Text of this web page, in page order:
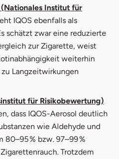
(Nationales Institut für
in neuem Fenster
IQOS ebenfalls als
schätzt zwar eine reduzierte
zur Zigarette, weist
weiterhin
Langzeitwirkungen
für Risikobewertung)
dass IQOS-Aerosol deutlich
wie Aldehyde und
% bzw. 97–99 %
Trotzdem